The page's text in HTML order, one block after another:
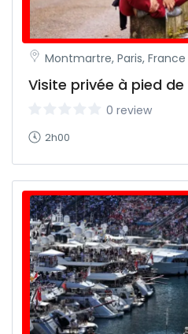
Montmartre, Paris, France
Visite privée à pied
0 review
2h00